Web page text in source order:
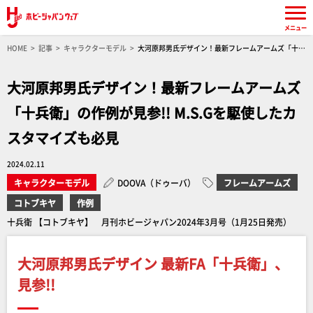
HOME 記事 キャラクターモデル
大河原邦男氏デザイン！最新フレームアームズ「十兵
大河原邦男氏デザイン！最新フレームアームズ
「十兵衛」の作例が見参!! M.S.Gを駆使したカ
スタマイズも必見
2024.02.11
キャラクターモデル DOOVA（ドゥーバ）
フレームアームズ
コトブキヤ
作例
十兵衛 【コトブキヤ】 月刊ホビージャパン2024年3月号（1月25日発売）
大河原邦男氏デザイン 最新FA「十兵衛」、
見参!!
メニュー